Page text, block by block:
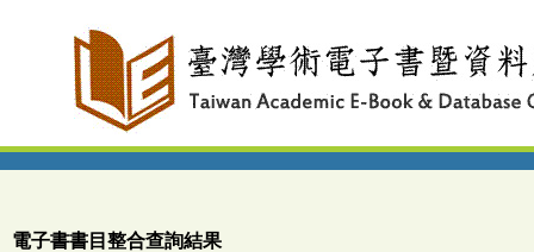
電子書書目整合查詢結果